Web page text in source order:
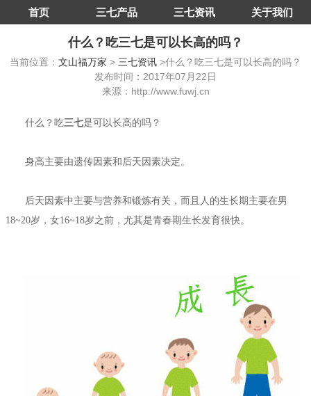
首页 三七产品 三七资讯 关于我们
什么？吃三七是可以长高的吗？
当前位置： 文山福万家 > 三七资讯 >什么？吃三七是可以长高的吗？
发布时间：2017年07月22日
来源：http://www.fuwj.cn
什么？吃三七是可以长高的吗？
身高主要由遗传因素和后天因素决定。
后天因素中主要与营养和锻炼有关，而且人的生长期主要在男
18~20岁，女16~18岁之前，尤其是青春期生长发育很快。